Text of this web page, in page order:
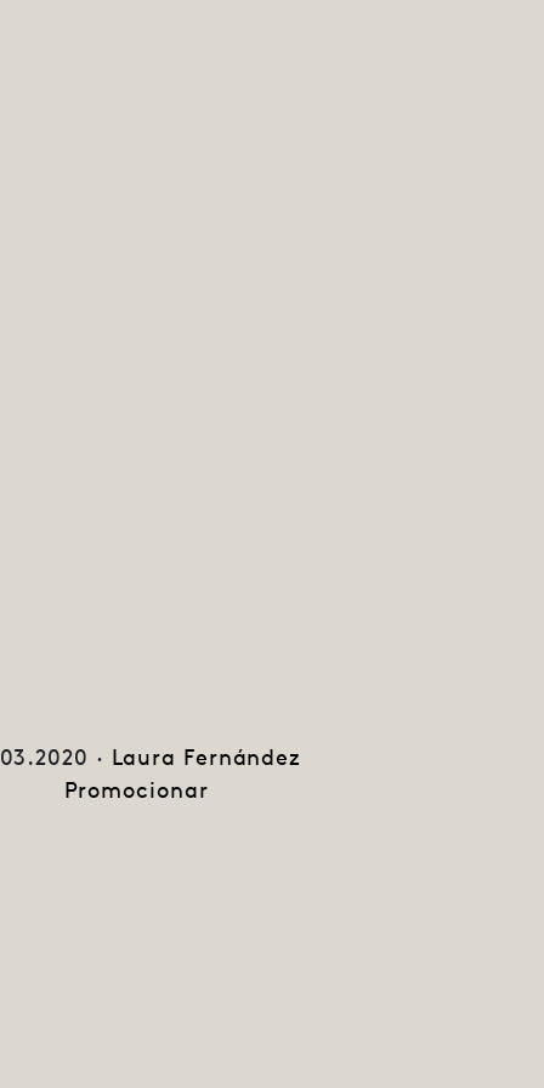
· Laura Fernández
Promocionar